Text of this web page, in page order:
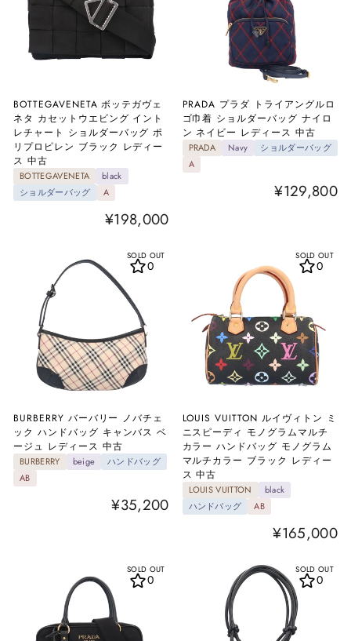
BOTTEGAVENETA ボッテガヴェ
ネタ カセットウエビング イント
レチャート ショルダーバッグ ポ
リプロピレン ブラック レディー
ス 中古
BOTTEGAVENETA
black
ショルダーバッグ
A
¥198,000
PRADA プラダ トライアングルロ
ゴ巾着 ショルダーバッグ ナイロ
ン ネイビー レディース 中古
PRADA Navy
ショルダーバッグ
A
¥129,800
SOLD OUT
BURBERRY バーバリー ノバチェ
ック ハンドバッグ キャンバス ベ
ージュ レディース 中古
BURBERRY beige
ハンドバッグ
AB
¥35,200
0
SOLD OUT
LOUIS VUITTON ルイヴィトン ミ
ニスピーディ モノグラムマルチ
カラー ハンドバッグ モノグラム
マルチカラー ブラック レディー
ス 中古
LOUIS VUITTON
black
ハンドバッグ
AB
¥165,000
0
SOLD OUT
0
SOLD OUT
0